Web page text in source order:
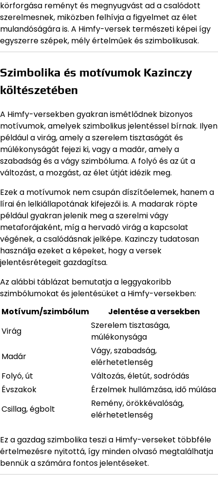
körforgása reményt és megnyugvást ad a csalódott
szerelmesnek, miközben felhívja a figyelmet az élet
mulandóságára is. A Himfy-versek természeti képei így
egyszerre szépek, mély értelműek és szimbolikusak.
Szimbolika és motívumok Kazinczy
költészetében
A Himfy-versekben gyakran ismétlődnek bizonyos
motívumok, amelyek szimbolikus jelentéssel bírnak. Ilyen
például a virág, amely a szerelem tisztaságát és
múlékonyságát fejezi ki, vagy a madár, amely a
szabadság és a vágy szimbóluma. A folyó és az út a
változást, a mozgást, az élet útját idézik meg.
Ezek a motívumok nem csupán díszítőelemek, hanem a
lírai én lelkiállapotának kifejezői is. A madarak röpte
például gyakran jelenik meg a szerelmi vágy
metaforájaként, míg a hervadó virág a kapcsolat
végének, a csalódásnak jelképe. Kazinczy tudatosan
használja ezeket a képeket, hogy a versek
jelentésrétegeit gazdagítsa.
Az alábbi táblázat bemutatja a leggyakoribb
szimbólumokat és jelentésüket a Himfy-versekben:
Motívum/szimbólum
Jelentése a versekben
Virág
Szerelem tisztasága,
múlékonysága
Madár
Vágy, szabadság,
elérhetetlenség
Folyó, út
Változás, életút, sodródás
Évszakok
Érzelmek hullámzása, idő múlása
Csillag, égbolt
Remény, örökkévalóság,
elérhetetlenség
Ez a gazdag szimbolika teszi a Himfy-verseket többféle
értelmezésre nyitottá, így minden olvasó megtalálhatja
bennük a számára fontos jelentéseket.